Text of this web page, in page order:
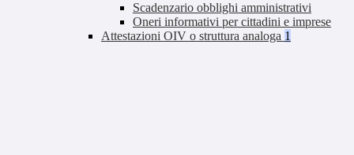
Scadenzario obblighi amministrativi
Oneri informativi per cittadini e imprese
Attestazioni OIV o struttura analoga 1